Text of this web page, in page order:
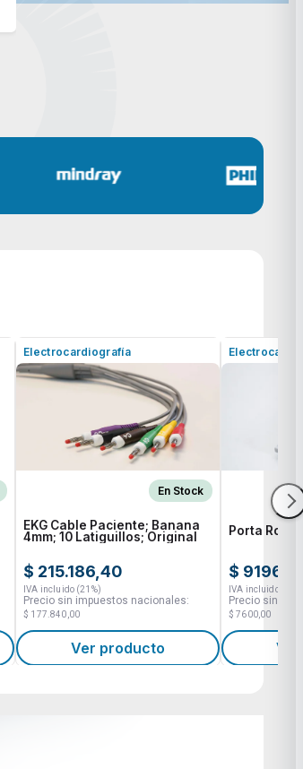
Electrocardiografía
En Stock
EKG Cable Paciente; Banana
4mm; 10 Latiguillos; Original
$ 215.186,40
IVA incluido (21%)
Precio sin impuestos nacionales:
$ 177.840,00
Ver producto
Porta Rollo
$
IVA incluido
Precio sin
$ 7600,00